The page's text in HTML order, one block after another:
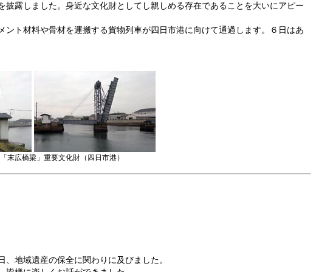
露しました。身近な文化財としてし親しめる存在であることを大いにアピー
ト材料や骨材を運搬する貨物列車が四日市港に向けて通過します。６日はあ
末広橋梁」重要文化財（四日市港）
地域遺産の保全に関わりに及びました。